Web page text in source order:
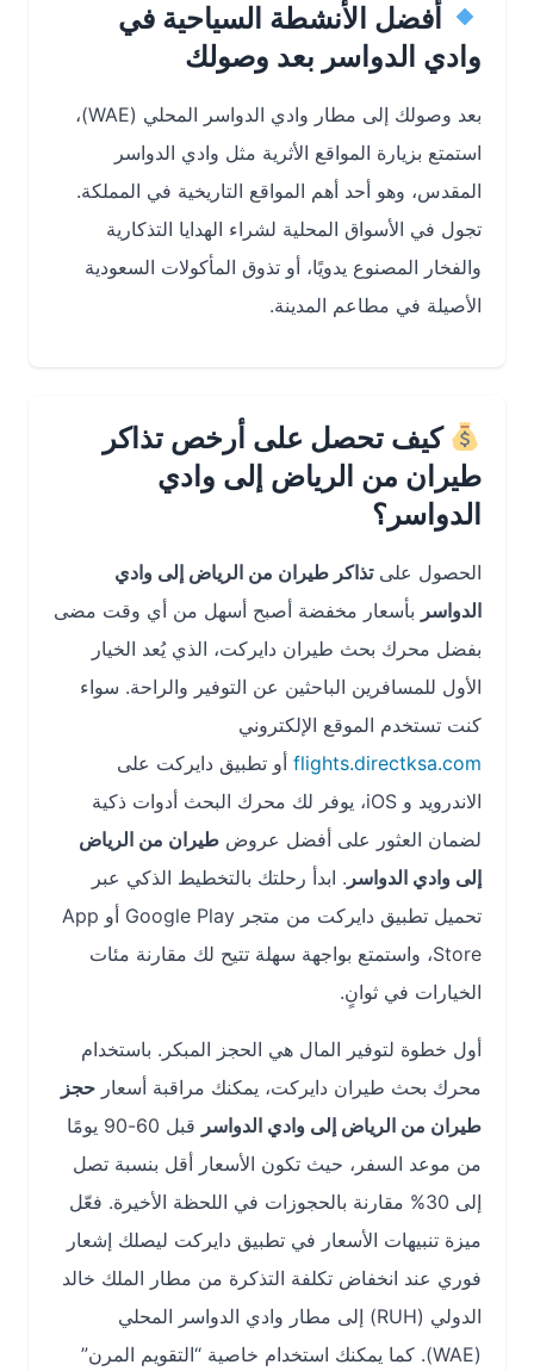
أفضل الأنشطة السياحية في
وادي الدواسر بعد وصولك
بعد وصولك إلى مطار وادي الدواسر المحلي (WAE)،
استمتع بزيارة المواقع الأثرية مثل وادي الدواسر
المقدس، وهو أحد أهم المواقع التاريخية في المملكة.
تجول في الأسواق المحلية لشراء الهدايا التذكارية
والفخار المصنوع يدويًا، أو تذوق المأكولات السعودية
الأصيلة في مطاعم المدينة.
كيف تحصل على أرخص تذاكر
طيران من الرياض إلى وادي
الدواسر؟
الحصول علىتذاكر طيران من الرياض إلى وادي
الدواسربأسعار مخفضة أصبح أسهل من أي وقت مضى
بفضل محرك بحث طيران دايركت، الذي يُعد الخيار
الأول للمسافرين الباحثين عن التوفير والراحة. سواء
كنت تستخدم الموقع الإلكتروني
flights.directksa.comأو تطبيق دايركت على
الاندرويد و iOS، يوفر لك محرك البحث أدوات ذكية
لضمان العثور على أفضل عروضطيران من الرياض
إلى وادي الدواسر. ابدأ رحلتك بالتخطيط الذكي عبر
تحميل تطبيق دايركت من متجر Google Play أو App
Store، واستمتع بواجهة سهلة تتيح لك مقارنة مئات
الخيارات في ثوانٍ.
أول خطوة لتوفير المال هي الحجز المبكر. باستخدام
محرك بحث طيران دايركت، يمكنك مراقبة أسعارحجز
طيران من الرياض إلى وادي الدواسر
قبل 60-90 يومًا
من موعد السفر، حيث تكون الأسعار أقل بنسبة تصل
إلى 30% مقارنة بالحجوزات في اللحظة الأخيرة. فعّل
ميزة تنبيهات الأسعار في تطبيق دايركت ليصلك إشعار
فوري عند انخفاض تكلفة التذكرة من مطار الملك خالد
الدولي (RUH) إلى مطار وادي الدواسر المحلي
(WAE). كما يمكنك استخدام خاصية “التقويم المرن”